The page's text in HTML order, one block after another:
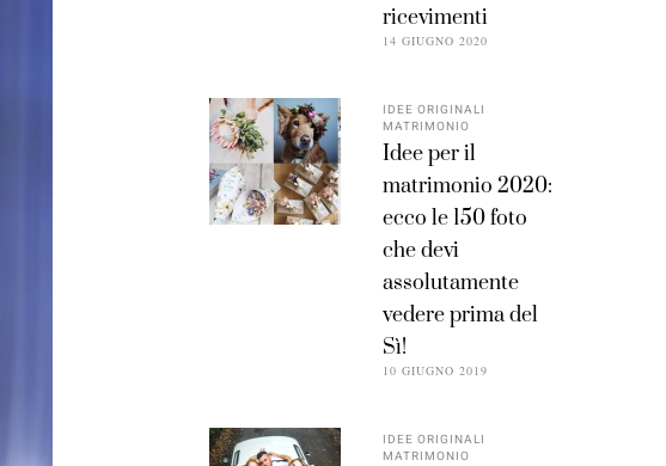
ricevimenti
14 GIUGNO 2020
IDEE ORIGINALI
MATRIMONIO
Idee per il
matrimonio 2020:
ecco le 150 foto
che devi
assolutamente
vedere prima del
Sì!
10 GIUGNO 2019
IDEE ORIGINALI
MATRIMONIO